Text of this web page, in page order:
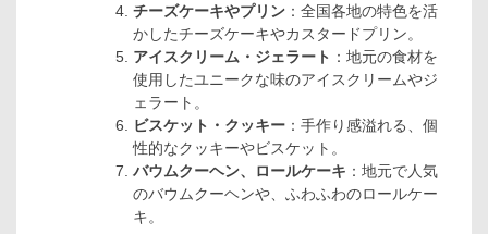
チーズケーキやプリン ：全国各地の特色を活
かしたチーズケーキやカスタードプリン。
アイスクリーム・ジェラート ：地元の食材を
使用したユニークな味のアイスクリームやジ
ェラート。
ビスケット・クッキー ：手作り感溢れる、個
性的なクッキーやビスケット。
バウムクーヘン、ロールケーキ ：地元で人気
のバウムクーヘンや、ふわふわのロールケー
キ。